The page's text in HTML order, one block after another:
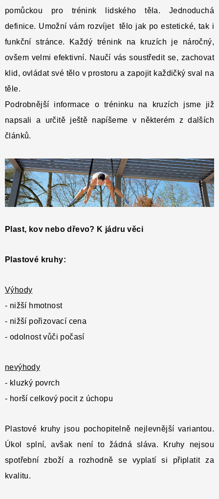
pomůckou pro trénink lidského těla. Jednoduchá
definice. Umožní vám rozvíjet tělo jak po estetické, tak i
funkční stránce. Každý trénink na kruzích je náročný,
ovšem velmi efektivní. Naučí vás soustředit se, zachovat
klid, ovládat své tělo v prostoru a zapojit každičký sval na
těle.
Podrobnější informace o tréninku na kruzích jsme již
napsali a určitě ještě napíšeme v některém z dalších
článků.
Plast, kov nebo dřevo? K jádru věci
Plastové kruhy:
Výhody
- nižší hmotnost
- nižší pořizovací cena
- odolnost vůči počasí
nevýhody
- kluzký povrch
- horší celkový pocit z úchopu
Plastové kruhy jsou pochopitelně nejlevnější variantou.
Úkol splní, avšak není to žádná sláva. Kruhy nejsou
spotřební zboží a rozhodně se vyplatí si připlatit za
kvalitu.